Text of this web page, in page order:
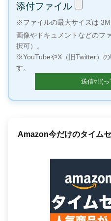
添付ファイル
※ファイルの最大サイズは
画像やドキュメントなどのフ
択可）。
※YouTubeやX（旧Twitter）
す。
Amazon今だけのタイムセ